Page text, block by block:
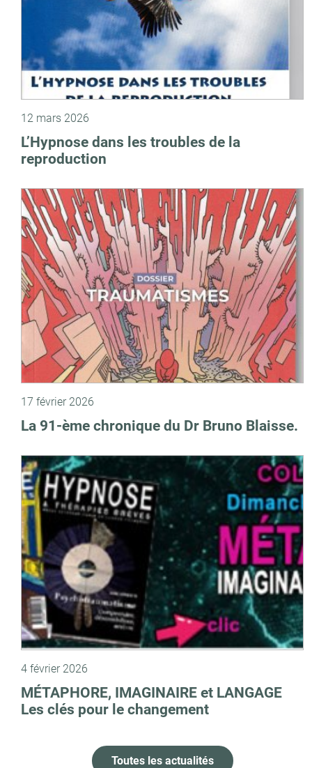
12 mars 2026
L’Hypnose dans les troubles de la
reproduction
17 février 2026
La 91-ème chronique du Dr Bruno Blaisse.
4 février 2026
MÉTAPHORE, IMAGINAIRE et LANGAGE
Les clés pour le changement
Toutes les actualités